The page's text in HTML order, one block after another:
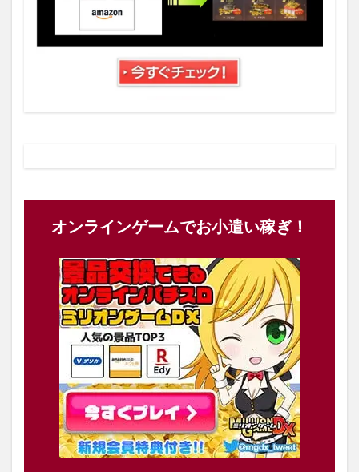
オンラインゲームでお小遣い稼ぎ！